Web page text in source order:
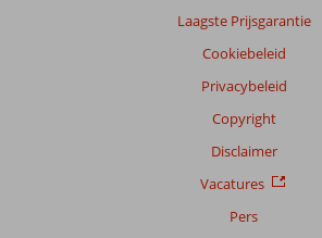
Laagste Prijsgarantie
Cookiebeleid
Privacybeleid
Copyright
Disclaimer
Vacatures
Pers